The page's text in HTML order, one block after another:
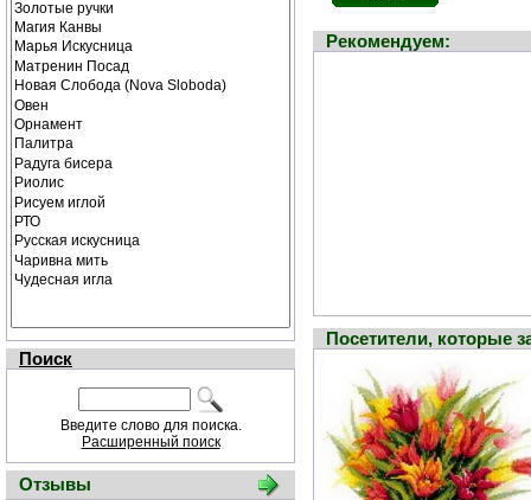
Поиск
Введите слово для поиска.
Расширенный поиск
Отзывы
Рекомендуем:
Посетители, которые